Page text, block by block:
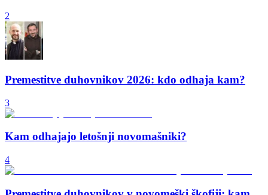
2
Premestitve duhovnikov 2026: kdo odhaja kam?
3
Kam odhajajo letošnji novomašniki?
4